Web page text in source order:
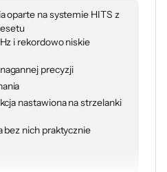
oparte na systemie HITS z
i rekordowo niskie
precyzji
nastawiona na strzelanki
bez nich praktycznie